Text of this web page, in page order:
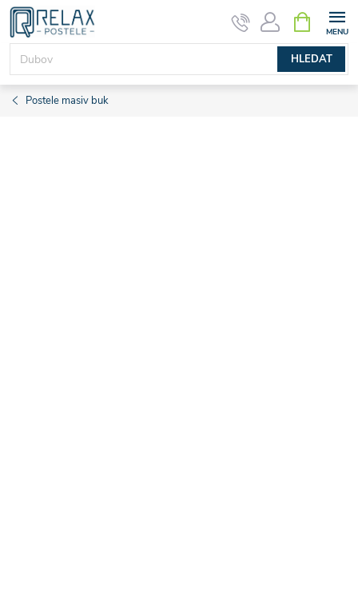
Přejít
obsah
HLEDAT
NÁKUPNÍ
KOŠÍK
Postele masiv buk